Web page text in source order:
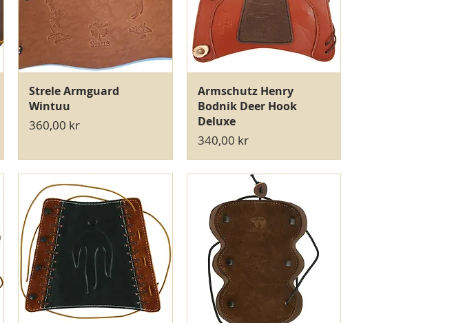
Hurtigvisning
Strele Armguard
Wintuu
Pris
360,00 kr
Hurtigvisning
Armschutz Henry
Bodnik Deer Hook
Deluxe
Pris
340,00 kr